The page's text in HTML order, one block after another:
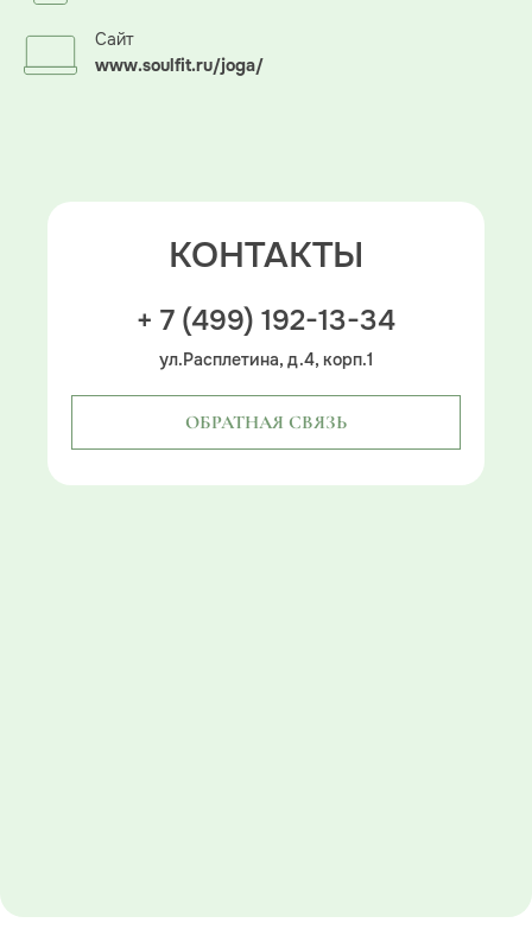
Сайт
www.soulfit.ru/joga/
КОНТАКТЫ
+ 7 (499) 192-13-34
ул.Расплетина, д.4, корп.1
ОБРАТНАЯ СВЯЗЬ